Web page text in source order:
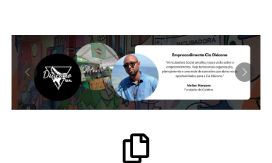
Anterior